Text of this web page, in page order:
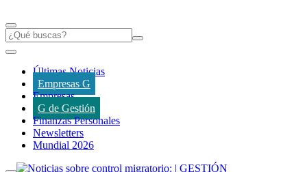
Últimas Noticias
Empresas G
Empresas
G de Gestión
Finanzas Personales
Newsletters
Mundial 2026